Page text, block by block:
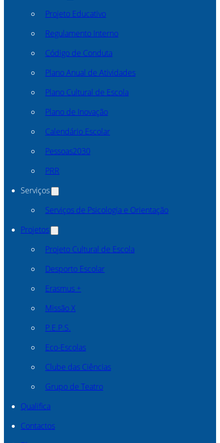
Projeto Educativo
Regulamento Interno
Código de Conduta
Plano Anual de Atividades
Plano Cultural de Escola
Plano de Inovação
Calendário Escolar
Pessoas2030
PRR
Serviços
Serviços de Psicologia e Orientação
Projetos
Projeto Cultural de Escola
Desporto Escolar
Erasmus +
Missão X
P.E.P.S.
Eco-Escolas
Clube das Ciências
Grupo de Teatro
Qualifica
Contactos